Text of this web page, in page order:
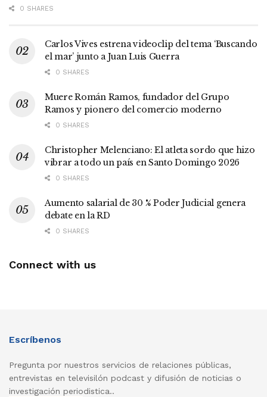
0 SHARES
Carlos Vives estrena videoclip del tema ‘Buscando
el mar’ junto a Juan Luis Guerra
0 SHARES
Muere Román Ramos, fundador del Grupo
Ramos y pionero del comercio moderno
0 SHARES
Christopher Melenciano: El atleta sordo que hizo
vibrar a todo un país en Santo Domingo 2026
0 SHARES
Aumento salarial de 30 % Poder Judicial genera
debate en la RD
0 SHARES
Connect with us
Escríbenos
Pregunta por nuestros servicios de relaciones públicas,
entrevistas en televisilón podcast y difusión de noticias o
investigación periodistica..